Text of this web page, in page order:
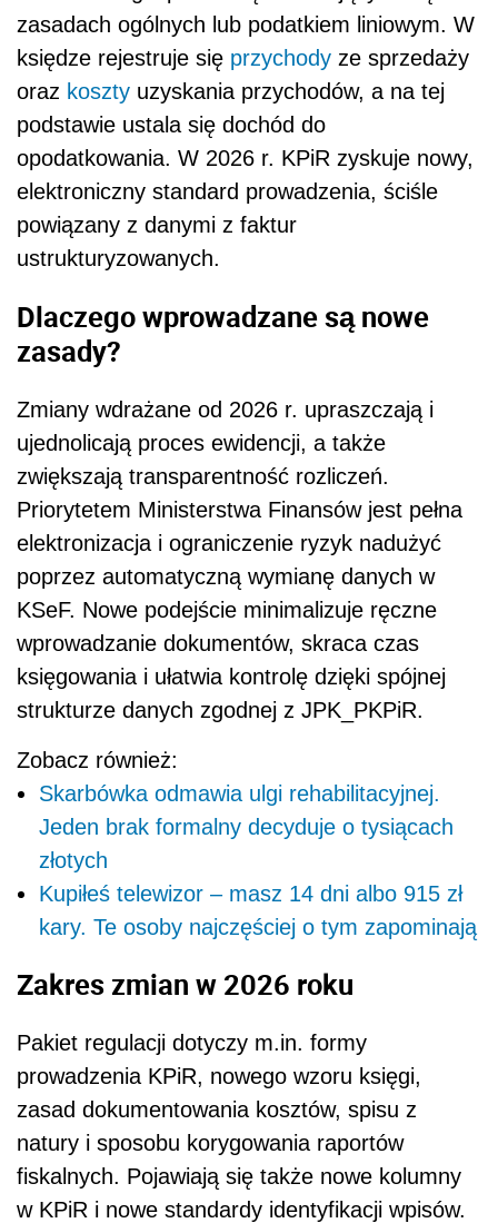
zasadach ogólnych lub podatkiem liniowym. W
księdze rejestruje się przychody ze sprzedaży
oraz koszty uzyskania przychodów, a na tej
podstawie ustala się dochód do
opodatkowania. W 2026 r. KPiR zyskuje nowy,
elektroniczny standard prowadzenia, ściśle
powiązany z danymi z faktur
ustrukturyzowanych.
Dlaczego wprowadzane są nowe
zasady?
Zmiany wdrażane od 2026 r. upraszczają i
ujednolicają proces ewidencji, a także
zwiększają transparentność rozliczeń.
Priorytetem Ministerstwa Finansów jest pełna
elektronizacja i ograniczenie ryzyk nadużyć
poprzez automatyczną wymianę danych w
KSeF. Nowe podejście minimalizuje ręczne
wprowadzanie dokumentów, skraca czas
księgowania i ułatwia kontrolę dzięki spójnej
strukturze danych zgodnej z JPK_PKPiR.
Zobacz również:
Skarbówka odmawia ulgi rehabilitacyjnej.
Jeden brak formalny decyduje o tysiącach
złotych
Kupiłeś telewizor – masz 14 dni albo 915 zł
kary. Te osoby najczęściej o tym zapominają
Zakres zmian w 2026 roku
Pakiet regulacji dotyczy m.in. formy
prowadzenia KPiR, nowego wzoru księgi,
zasad dokumentowania kosztów, spisu z
natury i sposobu korygowania raportów
fiskalnych. Pojawiają się także nowe kolumny
w KPiR i nowe standardy identyfikacji wpisów.